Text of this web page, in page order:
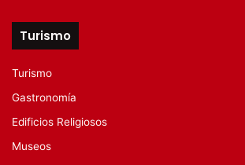
Turismo
Turismo
Gastronomía
Edificios Religiosos
Museos